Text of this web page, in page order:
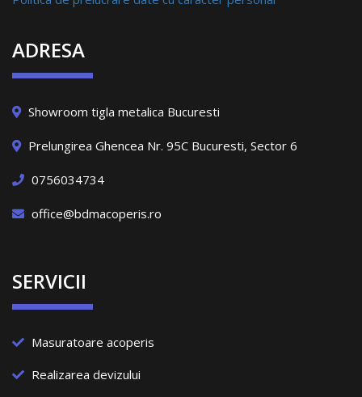
ADRESA
Showroom tigla metalica Bucuresti
Prelungirea Ghencea Nr. 95C Bucuresti, Sector 6
0756034734
office@bdmacoperis.ro
SERVICII
Masuratoare acoperis
Realizarea devizului